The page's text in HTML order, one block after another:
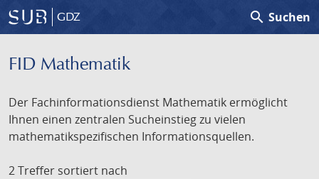
GDZ search Suchen
FID Mathematik
Der Fachinformationsdienst Mathematik ermöglicht
Ihnen einen zentralen Sucheinstieg zu vielen
mathematikspezifischen Informationsquellen.
2 Treffer sortiert nach